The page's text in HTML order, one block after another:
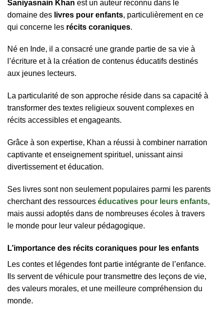
Saniyasnain Khan est un auteur reconnu dans le
domaine des livres pour enfants, particulièrement en ce
qui concerne les récits coraniques.
Né en Inde, il a consacré une grande partie de sa vie à
l’écriture et à la création de contenus éducatifs destinés
aux jeunes lecteurs.
La particularité de son approche réside dans sa capacité à
transformer des textes religieux souvent complexes en
récits accessibles et engageants.
Grâce à son expertise, Khan a réussi à combiner narration
captivante et enseignement spirituel, unissant ainsi
divertissement et éducation.
Ses livres sont non seulement populaires parmi les parents
cherchant des ressources éducatives pour leurs enfants,
mais aussi adoptés dans de nombreuses écoles à travers
le monde pour leur valeur pédagogique.
L’importance des récits coraniques pour les enfants
Les contes et légendes font partie intégrante de l’enfance.
Ils servent de véhicule pour transmettre des leçons de vie,
des valeurs morales, et une meilleure compréhension du
monde.